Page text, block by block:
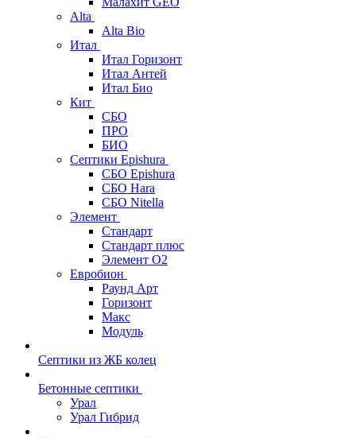
Alta
Alta Bio
Итал
Итал Горизонт
Итал Антей
Итал Био
Кит
СБО
ПРО
БИО
Септики Epishura
СБО Epishura
СБО Hara
СБО Nitella
Элемент
Стандарт
Стандарт плюс
Элемент О2
Евробион
Раунд Арт
Горизонт
Макс
Модуль
Септики из ЖБ колец
Бетонные септики
Урал
Урал Гибрид